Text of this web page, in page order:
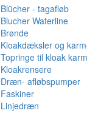
Blücher - tagafløb
Blucher Waterline
Brønde
Kloakdæksler og
Topringe til kloak
Kloakrensere
Dræn- afløbspumper
Faskiner
Linjedræn